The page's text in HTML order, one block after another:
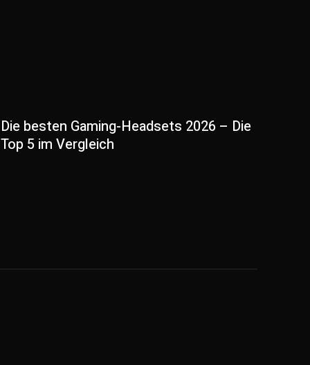
Die besten Gaming-Headsets 2026 – Die
Top 5 im Vergleich